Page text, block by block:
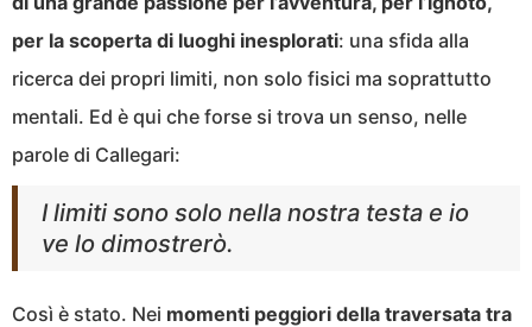
per la scoperta di luoghi inesplorati: una sfida alla
ricerca dei propri limiti, non solo fisici ma soprattutto
mentali. Ed è qui che forse si trova un senso, nelle
parole di Callegari:
I limiti sono solo nella nostra testa e io
ve lo dimostrerò.
Così è stato. Nei momenti peggiori della traversata tra